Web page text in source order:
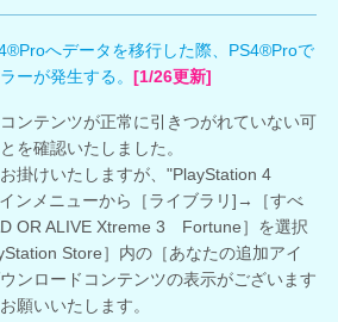
ただきました。
し大変恐縮ではございますが、第11弾
るお客様におかれましては、Ver1.10へ
を行っていただきますよう、よろしくお
す。
ーム内配信予定については、9月8日
なりますのであらかじめご了承くださ
態で最後の夜イベントが開始すると、イ
アプリケーションエラーが発生してゲー
具合を確認しております。問題となる組
しないようお願いいたします。
ンエラーとなる組み合わせ]
をご適用ください。
すると強制終了が発生することがある不
開発においても不具合を確認しており、
て対応中となります。
しては、以下の条件で発生することを確
。
弾の全ての水着カタログDLCをインスト
へデータを移行した際、PS4®Proで
ーが発生する。 [1/26更新]
ンテンツが正常に引きつがれていない可
を確認いたしました。
掛けいたしますが、"PlayStation 4
ンメニューから［ライブラリ]→［すべ
OR ALIVE Xtreme 3 Fortune］を選択
Store］内の［あなたの追加アイ
ンロードコンテンツの表示がございます
願いいたします。